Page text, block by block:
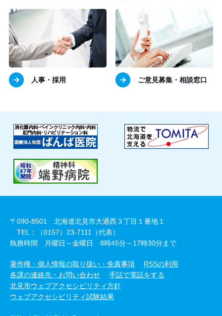
人事・採用 ご意見募集・相談窓口
〒090-8501 北海道北見市大通西３丁目１番地１
TEL：（0157）23-7111（代表）
執務時間 月曜日～金曜日 8時45分～17時30分まで
著作権・個人情報の取り扱い・免責事項
RSSの利用
各課の連絡先・お問い合わせ
手話で電話をする
北見市ウェブアクセシビリティ方針
ウェブアクセシビリティ試験結果